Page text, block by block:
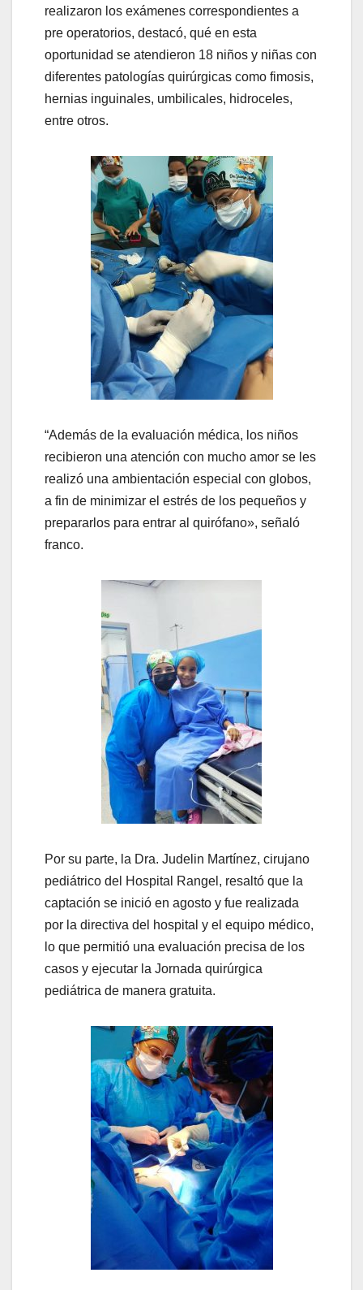
realizaron los exámenes correspondientes a
pre operatorios, destacó, qué en esta
oportunidad se atendieron 18 niños y niñas con
diferentes patologías quirúrgicas como fimosis,
hernias inguinales, umbilicales, hidroceles,
entre otros.
“Además de la evaluación médica, los niños
recibieron una atención con mucho amor se les
realizó una ambientación especial con globos,
a fin de minimizar el estrés de los pequeños y
prepararlos para entrar al quirófano», señaló
franco.
Por su parte, la Dra. Judelin Martínez, cirujano
pediátrico del Hospital Rangel, resaltó que la
captación se inició en agosto y fue realizada
por la directiva del hospital y el equipo médico,
lo que permitió una evaluación precisa de los
casos y ejecutar la Jornada quirúrgica
pediátrica de manera gratuita.